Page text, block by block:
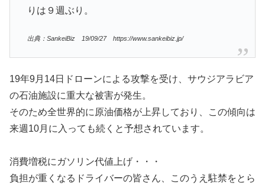
りは９週ぶり。
出典：SankeiBiz 19/09/27 https://www.sankeibiz.jp/
19年9月14日ドローンによる攻撃を受け、サウジアラビア
の石油施設に重大な被害が発生。
そのため全世界的に原油価格が上昇しており、この傾向は
来週10月に入っても続くと予想されています。
消費増税にガソリン代値上げ・・・
負担が重くなるドライバーの皆さん、このうえ駐禁をとら